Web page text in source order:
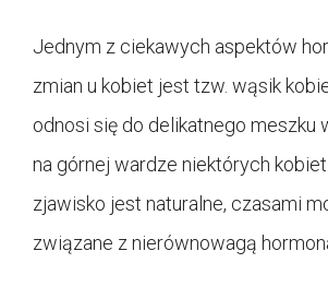
Jednym z ciekawych aspektów
zmian u kobiet jest tzw. wąsik
odnosi się do delikatnego meszku
na górnej wardze niektórych
zjawisko jest naturalne, czasami
związane z nierównowagą